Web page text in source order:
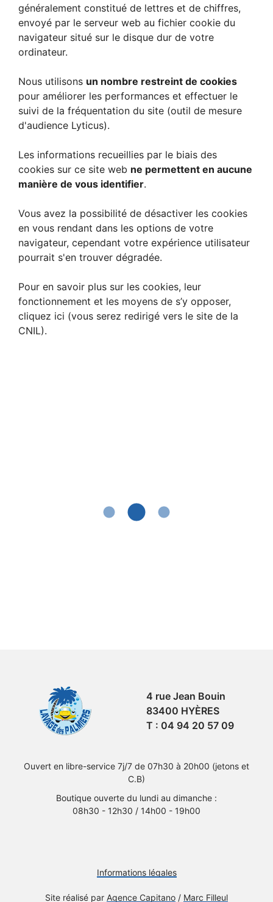
généralement constitué de lettres et de chiffres,
envoyé par le serveur web au fichier cookie du
navigateur situé sur le disque dur de votre
ordinateur.
Nous utilisons un nombre restreint de cookies
pour améliorer les performances et effectuer le
suivi de la fréquentation du site (outil de mesure
d'audience Lyticus).
Les informations recueillies par le biais des
cookies sur ce site web ne permettent en aucune
manière de vous identifier.
Vous avez la possibilité de désactiver les cookies
en vous rendant dans les options de votre
navigateur, cependant votre expérience utilisateur
pourrait s'en trouver dégradée.
Pour en savoir plus sur les cookies, leur
fonctionnement et les moyens de s’y opposer,
cliquez ici (vous serez redirigé vers le site de la
CNIL).
4 rue Jean Bouin
83400 HYÈRES
T : 04 94 20 57 09
Ouvert en libre-service 7j/7 de 07h30 à 20h00 (jetons et
C.B)
Boutique ouverte du lundi au dimanche :
08h30 - 12h30 / 14h00 - 19h00
Informations légales
Site réalisé par Agence Capitano / Marc Filleul